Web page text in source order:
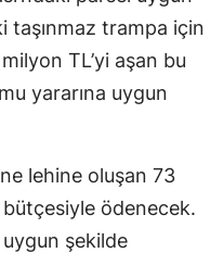
taşınmaz trampa için
TL’yi aşan bu
yararına uygun
lehine oluşan 73
ödenecek.
uygun şekilde